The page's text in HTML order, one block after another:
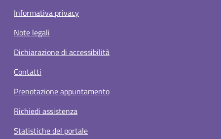
Informativa privacy
Note legali
Dichiarazione di accessibilità
Contatti
Prenotazione appuntamento
Richiedi assistenza
Statistiche del portale